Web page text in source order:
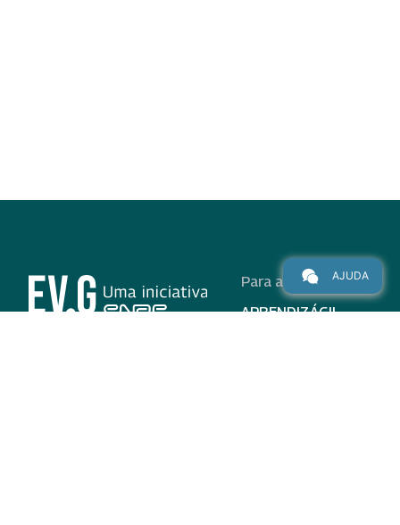
Para alunos
APRENDIZÁGIL
AJUDA